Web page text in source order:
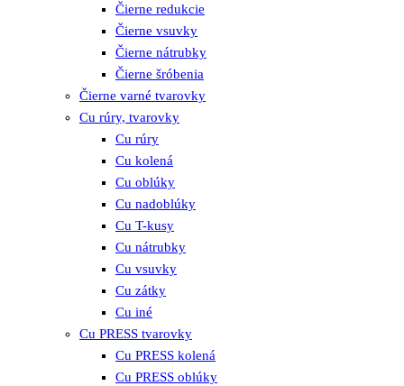
Čierne redukcie
Čierne vsuvky
Čierne nátrubky
Čierne šróbenia
Čierne varné tvarovky
Cu rúry, tvarovky
Cu rúry
Cu kolená
Cu oblúky
Cu nadoblúky
Cu T-kusy
Cu nátrubky
Cu vsuvky
Cu zátky
Cu iné
Cu PRESS tvarovky
Cu PRESS kolená
Cu PRESS oblúky